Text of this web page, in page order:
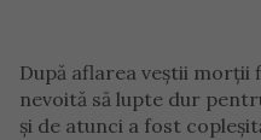
După aflarea veștii morții
nevoită să lupte dur
și de atunci a fost